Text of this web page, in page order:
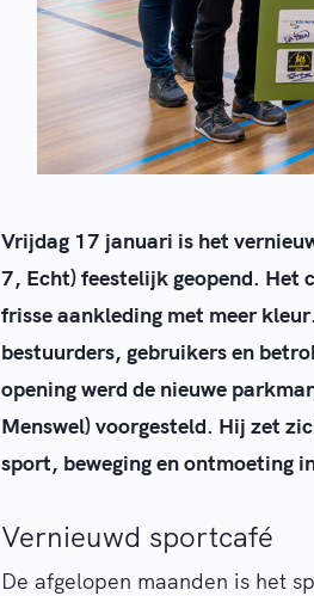
Vrijdag 17 januari is het
7, Echt) feestelijk geopend. Het
frisse aankleding met meer
bestuurders, gebruikers en
opening werd de nieuwe
Menswel) voorgesteld. Hij zet
sport, beweging en ontmoeting
Vernieuwd sportcafé
De afgelopen maanden is het